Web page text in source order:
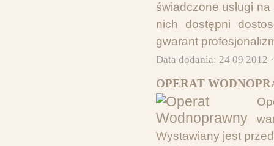
świadczone usługi
nich dostępni
gwarant
Data dodania: 24 09 2012
OPERAT
Wystawiany jest